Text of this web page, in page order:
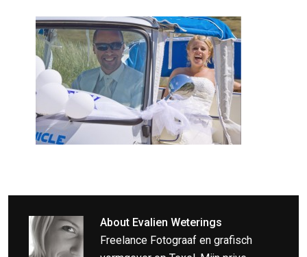
About Evalien Weterings
Freelance Fotograaf en grafisch